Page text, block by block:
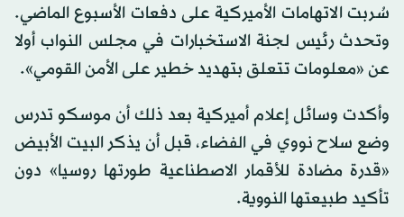
سُربت الاتهامات الأميركية على دفعات الأسبوع الماضي.
وتحدث رئيس لجنة الاستخبارات في مجلس النواب أولا
عن «معلومات تتعلق بتهديد خطير على الأمن القومي».
وأكدت وسائل إعلام أميركية بعد ذلك أن موسكو تدرس
وضع سلاح نووي في الفضاء، قبل أن يذكر البيت الأبيض
«قدرة مضادة للأقمار الاصطناعية طورتها روسيا» دون
تأكيد طبيعتها النووية.